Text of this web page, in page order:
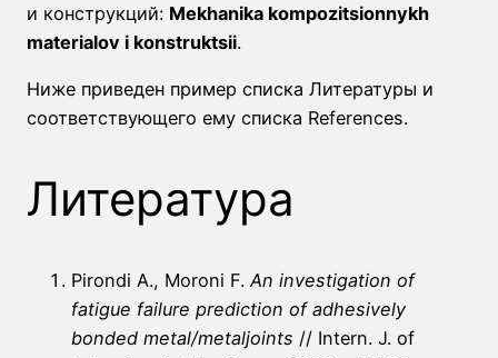
и конструкций: Mekhanika kompozitsionnykh
materialov i konstruktsii.
Ниже приведен пример списка Литературы и
соответствующего ему списка References.
Литература
Pirondi A., Moroni F. An investigation of
fatigue failure prediction of adhesively
bonded metal/metaljoints // Intern. J. of